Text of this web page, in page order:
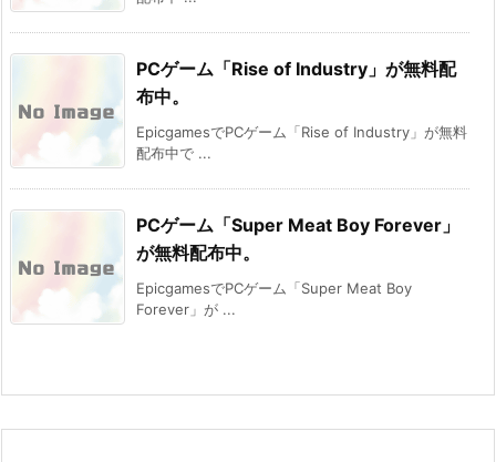
PCゲーム「Rise of Industry」が無料配
布中。
EpicgamesでPCゲーム「Rise of Industry」が無料
配布中で ...
PCゲーム「Super Meat Boy Forever」
が無料配布中。
EpicgamesでPCゲーム「Super Meat Boy
Forever」が ...